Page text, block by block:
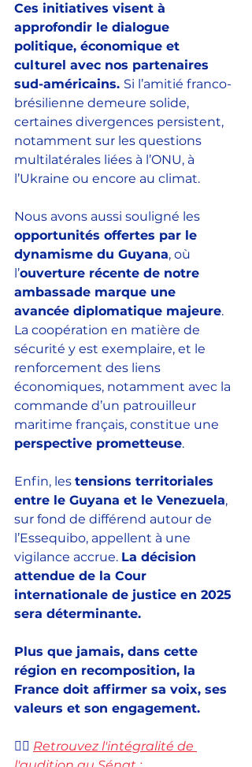
Ces initiatives visent à
approfondir le dialogue
politique, économique et
culturel avec nos partenaires
sud-américains. Si l’amitié franco-
brésilienne demeure solide,
certaines divergences persistent,
notamment sur les questions
multilatérales liées à l’ONU, à
l’Ukraine ou encore au climat.
Nous avons aussi souligné les
opportunités offertes par le
dynamisme du Guyana, où
l’ouverture récente de notre
ambassade marque une
avancée diplomatique majeure.
La coopération en matière de
sécurité y est exemplaire, et le
renforcement des liens
économiques, notamment avec la
commande d’un patrouilleur
maritime français, constitue une
perspective prometteuse.
Enfin, les tensions territoriales
entre le Guyana et le Venezuela,
sur fond de différend autour de
l’Essequibo, appellent à une
vigilance accrue. La décision
attendue de la Cour
internationale de justice en 2025
sera déterminante.
Plus que jamais, dans cette
région en recomposition, la
France doit affirmer sa voix, ses
valeurs et son engagement.
👉🏻 Retrouvez l'intégralité de